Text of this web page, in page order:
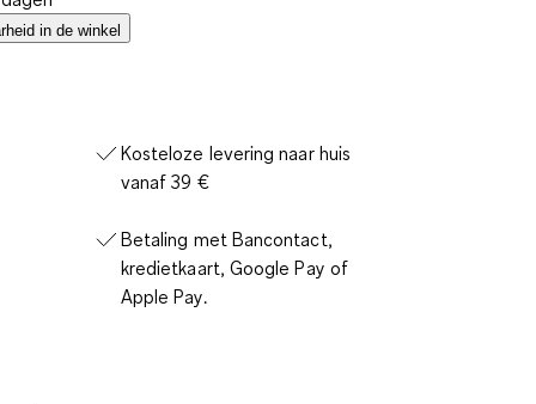
in de winkel
Kosteloze levering naar huis
vanaf 39 €
Betaling met Bancontact,
kredietkaart, Google Pay of
Apple Pay.